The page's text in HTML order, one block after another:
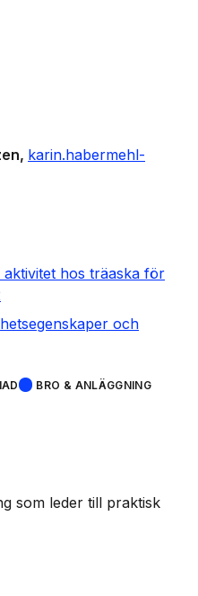
karin.habermehl-
hos träaska för
och
BRO & ANLÄGGNING
som leder till praktisk